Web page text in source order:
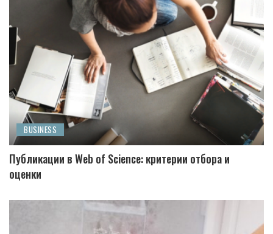
BUSINESS
Публикации в Web of Science: критерии отбора и
оценки